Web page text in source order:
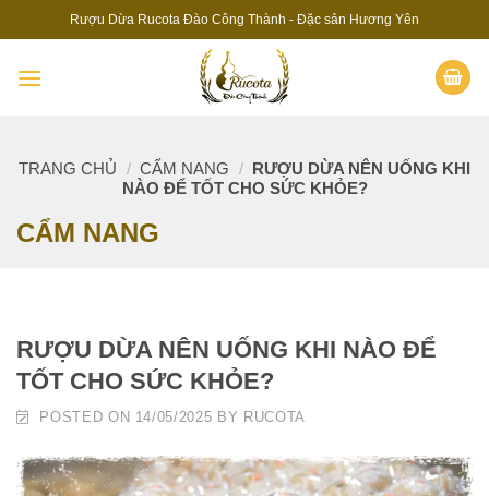
to
content
Rượu Dừa Rucota Đào Công Thành - Đặc sản Hương Yên
TRANG CHỦ / CẨM NANG / RƯỢU DỪA NÊN UỐNG KHI
NÀO ĐỂ TỐT CHO SỨC KHỎE?
CẨM NANG
RƯỢU DỪA NÊN UỐNG KHI NÀO ĐỂ
TỐT CHO SỨC KHỎE?
POSTED ON 14/05/2025 BY RUCOTA